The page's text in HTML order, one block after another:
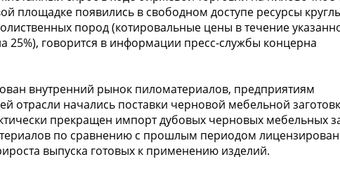
площадке появились в свободном доступе ресурсы
пород (котировальные цены в течение
25%), говорится в информации пресс-службы концерна
внутренний рынок пиломатериалов, предприятиям
отрасли начались поставки черновой мебельной
прекращен импорт дубовых черновых мебельных
по сравнению с прошлым периодом
выпуска готовых к применению изделий.